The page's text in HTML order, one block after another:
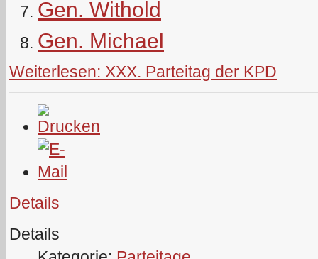
Gen. Withold
Gen. Michael
Weiterlesen: XXX. Parteitag der KPD
Details
Details